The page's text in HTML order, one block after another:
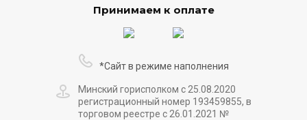
Принимаем к оплате
*Сайт в режиме наполнения
Минский горисполком с 25.08.2020
регистрационный номер 193459855, в
торговом реестре с 26.01.2021 №